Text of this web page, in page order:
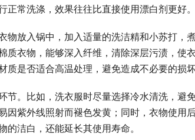
常洗涤，效果往往比直接使用漂白剂更好。
物放入锅中，加入适量的洗洁精和小苏打，
质衣物，能够深入纤维，清除深层污渍，使
是否适合高温处理，避免造成不必要的损坏
节。比如，洗衣服时尽量选择冷水清洗，避
因紫外线照射而褪色发黄；同时，衣物使用
的洁白，还能延长其使用寿命。